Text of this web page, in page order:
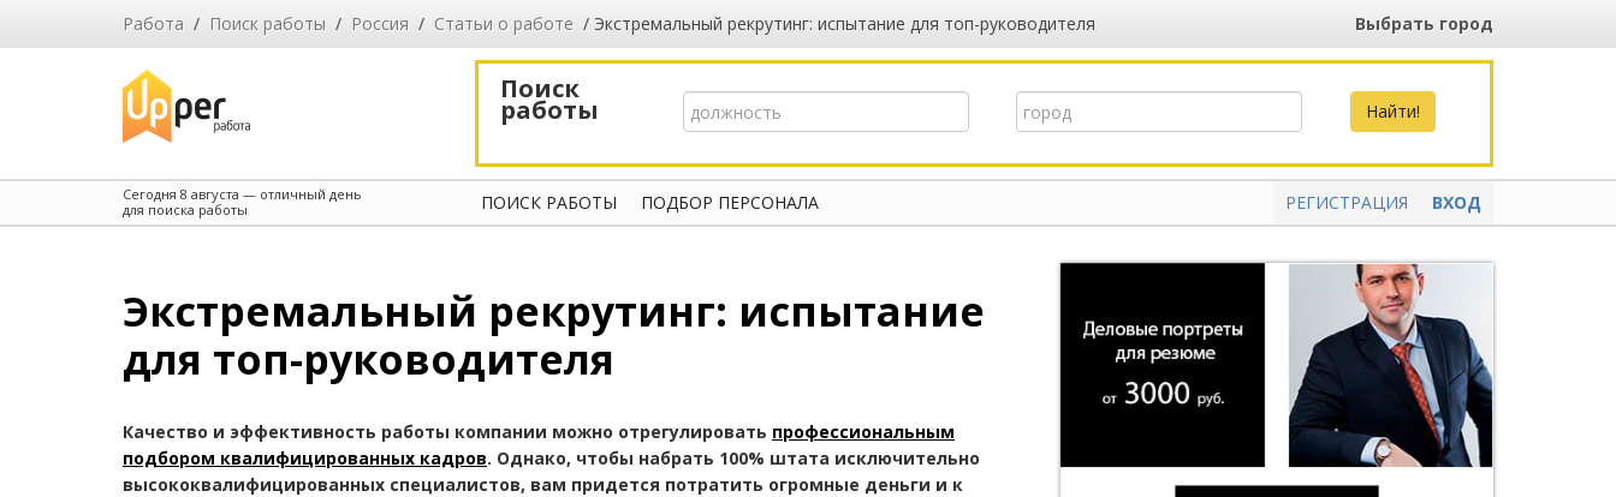
Выбрать город
Работа / Поиск работы / Россия / Cтатьи о работе / Экстремальный рекрутинг: испытание для топ-руководителя
Поиск
работы
Сегодня 8 августа — отличный день
для поиска работы
ПОИСК РАБОТЫ ПОДБОР ПЕРСОНАЛА ВХОД
РЕГИСТРАЦИЯ
Экстремальный рекрутинг: испытание
для топ-руководителя
Качество и эффективность работы компании можно отрегулировать профессиональным
подбором квалифицированных кадров. Однако, чтобы набрать 100% штата исключительно
высококвалифицированных специалистов, вам придется потратить огромные деньги и к